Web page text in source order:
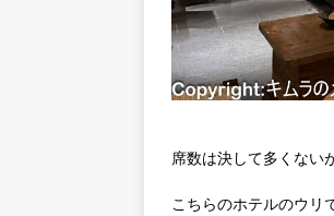
席数は決して多くない
こちらのホテルのウリ